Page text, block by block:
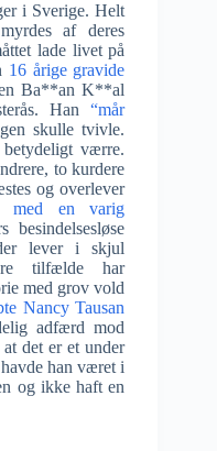
i Sverige. Helt
af deres
lade livet på
16 årige gravide
Ba**an K**al
Han“mår
skulle tvivle.
værre.
to kurdere
og overlever
en varig
besindelsesløse
lever i skjul
tilfælde har
med grov vold
Nancy Tausan
adfærd mod
det er et under
han været i
og ikke haft en